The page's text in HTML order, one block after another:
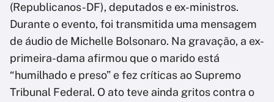
(Republicanos-DF), deputados e ex-ministros.
Durante o evento, foi transmitida uma mensagem
de áudio de Michelle Bolsonaro. Na gravação, a ex-
primeira-dama afirmou que o marido está
“humilhado e preso” e fez críticas ao Supremo
Tribunal Federal. O ato teve ainda gritos contra o